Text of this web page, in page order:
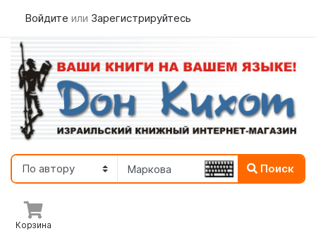
Войдите или Зарегистрируйтесь
Поиск
Корзина